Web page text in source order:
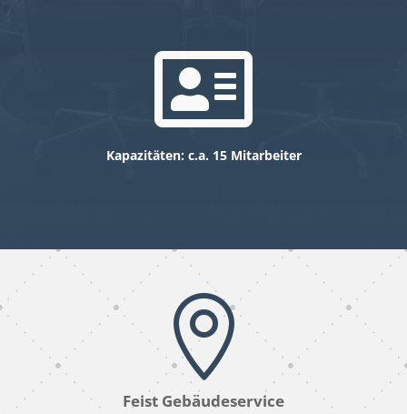

Kapazitäten: c.a. 15 Mitarbeiter

Feist Gebäudeservice